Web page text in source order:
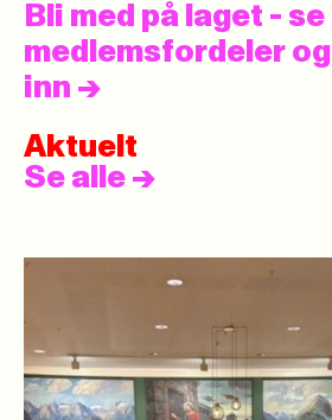
Bli med på laget - se
medlemsfordeler
inn ->
Aktuelt
Se alle ->